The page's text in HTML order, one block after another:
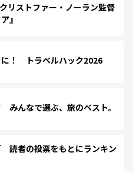
リストファー・ノーラン監督
』
に！ トラベルハック2026
んなで選ぶ、旅のベスト。
読者の投票をもとにランキン